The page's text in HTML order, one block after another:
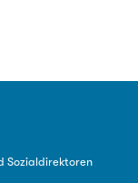
Sozialdirektoren